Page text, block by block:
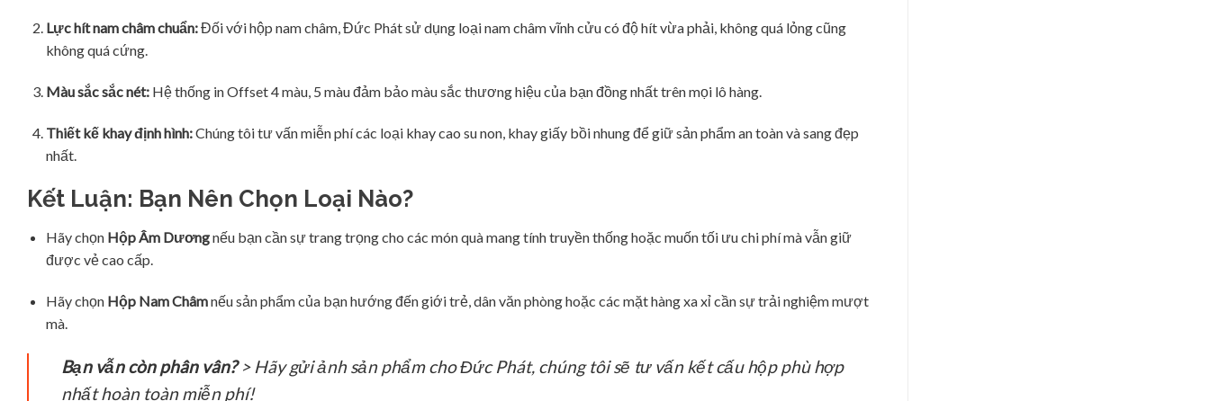
Lực hít nam châm chuẩn:Đối với hộp nam châm, Đức Phát sử dụng loại nam châm vĩnh cửu có độ hít vừa phải, không quá lỏng cũng
không quá cứng.
Màu sắc sắc nét:Hệ thống in Offset 4 màu, 5 màu đảm bảo màu sắc thương hiệu của bạn đồng nhất trên mọi lô hàng.
Thiết kế khay định hình:Chúng tôi tư vấn miễn phí các loại khay cao su non, khay giấy bồi nhung để giữ sản phẩm an toàn và sang đẹp
nhất.
Kết Luận: Bạn Nên Chọn Loại Nào?
Hãy chọn Hộp Âm Dươngnếu bạn cần sự trang trọng cho các món quà mang tính truyền thống hoặc muốn tối ưu chi phí mà vẫn giữ
được vẻ cao cấp.
Hãy chọn Hộp Nam Châmnếu sản phẩm của bạn hướng đến giới trẻ, dân văn phòng hoặc các mặt hàng xa xỉ cần sự trải nghiệm mượt
mà.
Bạn vẫn còn phân vân?> Hãy gửi ảnh sản phẩm cho Đức Phát, chúng tôi sẽ tư vấn kết cấu hộp phù hợp
nhất hoàn toàn miễn phí!